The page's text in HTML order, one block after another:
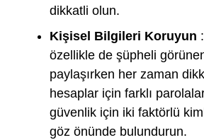
dikkatli olun.
Kişisel Bilgileri Koruyun
özellikle de şüpheli
paylaşırken her zaman
hesaplar için farklı
güvenlik için iki faktörlü
göz önünde bulundurun.